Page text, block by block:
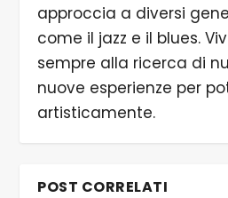
approccia a diversi
come il jazz e il blues.
sempre alla ricerca di
nuove esperienze per
artisticamente.
POST CORRELATI